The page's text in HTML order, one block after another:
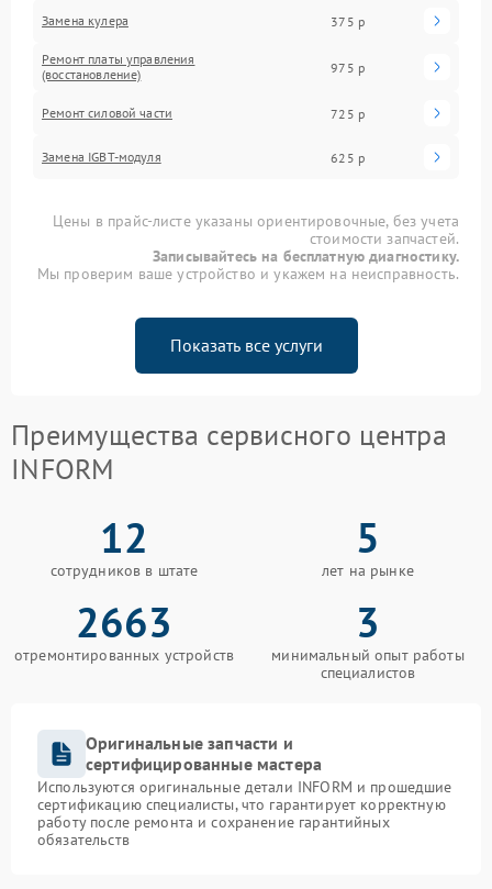
Замена кулера 375 р
Ремонт платы управления
(восстановление)
975 р
Ремонт силовой части 725 р
Замена IGBT-модуля 625 р
Цены в прайс-листе указаны ориентировочные, без учета
стоимости запчастей.
Записывайтесь на бесплатную диагностику.
Мы проверим ваше устройство и укажем на неисправность.
Показать все услуги
Преимущества сервисного центра
INFORM
12
сотрудников в штате
5
лет на рынке
2663
отремонтированных устройств
3
минимальный опыт работы
специалистов
Оригинальные запчасти и
сертифицированные мастера
Используются оригинальные детали INFORM и прошедшие
сертификацию специалисты, что гарантирует корректную
работу после ремонта и сохранение гарантийных
обязательств